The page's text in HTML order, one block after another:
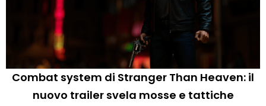
Combat system di Stranger Than Heaven: il
nuovo trailer svela mosse e tattiche